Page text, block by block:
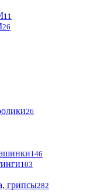
11
26
26
146
103
грипсы282